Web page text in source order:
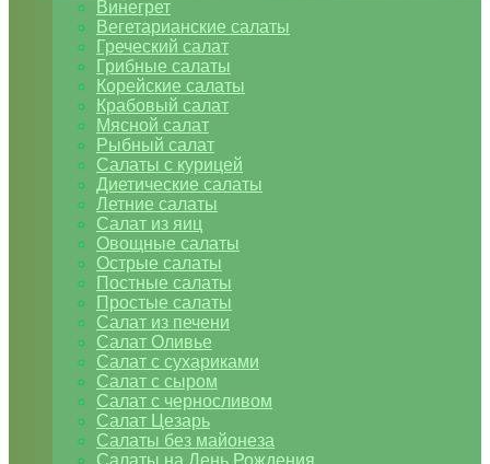
Винегрет
Вегетарианские салаты
Греческий салат
Грибные салаты
Корейские салаты
Крабовый салат
Мясной салат
Рыбный салат
Салаты с курицей
Диетические салаты
Летние салаты
Салат из яиц
Овощные салаты
Острые салаты
Постные салаты
Простые салаты
Салат из печени
Салат Оливье
Салат с сухариками
Салат с сыром
Салат с черносливом
Салат Цезарь
Салаты без майонеза
Салаты на День Рождения